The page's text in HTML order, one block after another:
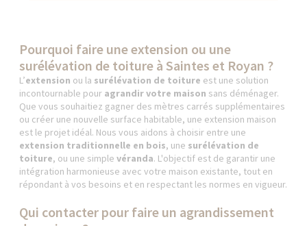
Pourquoi faire une extension ou une
surélévation de toiture à Saintes et Royan ?
L’extension ou la surélévation de toiture est une solution
incontournable pour agrandir votre maison sans déménager.
Que vous souhaitiez gagner des mètres carrés supplémentaires
ou créer une nouvelle surface habitable, une extension maison
est le projet idéal. Nous vous aidons à choisir entre une
extension traditionnelle en bois, une surélévation de
toiture, ou une simple véranda. L'objectif est de garantir une
intégration harmonieuse avec votre maison existante, tout en
répondant à vos besoins et en respectant les normes en vigueur.
Qui contacter pour faire un agrandissement